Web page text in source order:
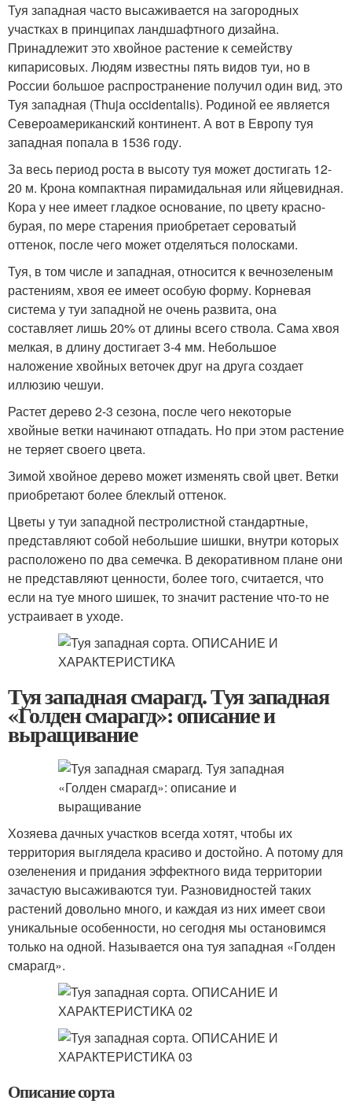
Туя западная часто высаживается на загородных
участках в принципах ландшафтного дизайна.
Принадлежит это хвойное растение к семейству
кипарисовых. Людям известны пять видов туи, но в
России большое распространение получил один вид, это
Туя западная (Thuja occidentalis). Родиной ее является
Североамериканский континент. А вот в Европу туя
западная попала в 1536 году.
За весь период роста в высоту туя может достигать 12-
20 м. Крона компактная пирамидальная или яйцевидная.
Кора у нее имеет гладкое основание, по цвету красно-
бурая, по мере старения приобретает сероватый
оттенок, после чего может отделяться полосками.
Туя, в том числе и западная, относится к вечнозеленым
растениям, хвоя ее имеет особую форму. Корневая
система у туи западной не очень развита, она
составляет лишь 20% от длины всего ствола. Сама хвоя
мелкая, в длину достигает 3-4 мм. Небольшое
наложение хвойных веточек друг на друга создает
иллюзию чешуи.
Растет дерево 2-3 сезона, после чего некоторые
хвойные ветки начинают отпадать. Но при этом растение
не теряет своего цвета.
Зимой хвойное дерево может изменять свой цвет. Ветки
приобретают более блеклый оттенок.
Цветы у туи западной пестролистной стандартные,
представляют собой небольшие шишки, внутри которых
расположено по два семечка. В декоративном плане они
не представляют ценности, более того, считается, что
если на туе много шишек, то значит растение что-то не
устраивает в уходе.
Туя западная смарагд. Туя западная
«Голден смарагд»: описание и
выращивание
Хозяева дачных участков всегда хотят, чтобы их
территория выглядела красиво и достойно. А потому для
озеленения и придания эффектного вида территории
зачастую высаживаются туи. Разновидностей таких
растений довольно много, и каждая из них имеет свои
уникальные особенности, но сегодня мы остановимся
только на одной. Называется она туя западная «Голден
смарагд».
Описание сорта